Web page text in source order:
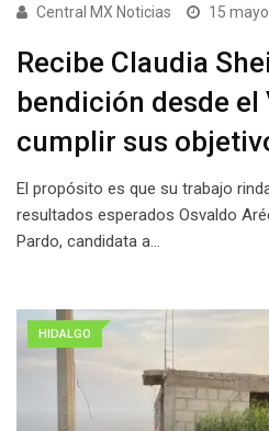
Central MX Noticias 15
Recibe Claudia
bendición desde el
cumplir sus
El propósito es que su trabajo
resultados esperados Osvaldo
Pardo, candidata a…
HIDALGO